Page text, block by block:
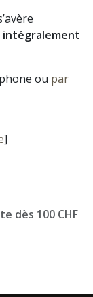
intégralement
ou par
]
dès 100 CHF